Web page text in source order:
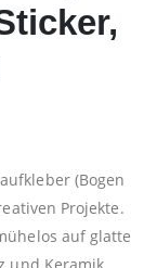
(Bogen
Projekte.
auf glatte
und Keramik